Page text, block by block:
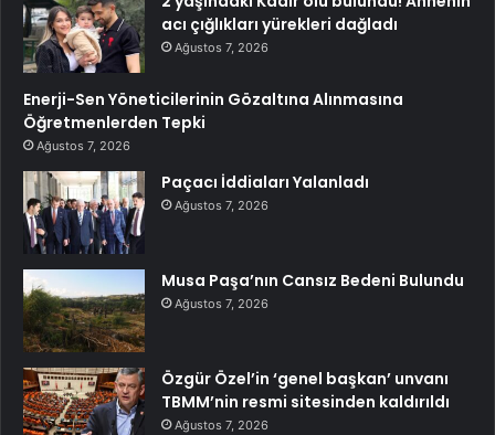
acı çığlıkları yürekleri dağladı
Ağustos 7, 2026
Enerji-Sen Yöneticilerinin Gözaltına Alınmasına
Öğretmenlerden Tepki
Ağustos 7, 2026
Paçacı İddiaları Yalanladı
Ağustos 7, 2026
Musa Paşa’nın Cansız Bedeni Bulundu
Ağustos 7, 2026
Özgür Özel’in ‘genel başkan’ unvanı
TBMM’nin resmi sitesinden kaldırıldı
Ağustos 7, 2026